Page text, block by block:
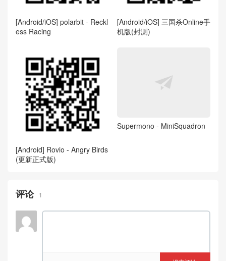
[Android/iOS] polarbit - Reckl
ess Racing
[Android/iOS] 三国杀Online手
机版(封测)
[Android] Rovio - Angry Birds
(更新正式版)
Supermono - MiniSquadron
评论 1